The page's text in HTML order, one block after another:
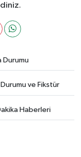
Durumu
Durumu ve Fikstür
Haberleri